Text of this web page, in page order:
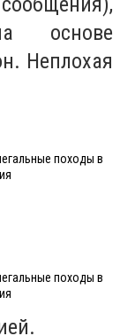
основе
Неплохая
походы в
походы в